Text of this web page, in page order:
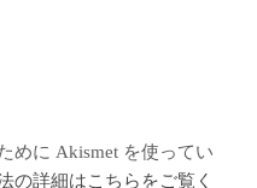
めに Akismet を使ってい
の詳細はこちらをご覧く